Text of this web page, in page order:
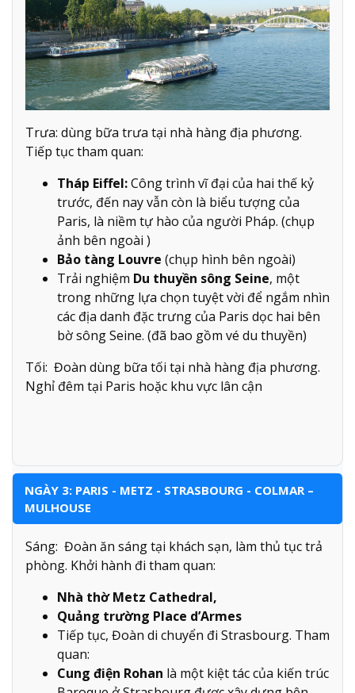
Trưa: dùng bữa trưa tại nhà hàng địa phương.
Tiếp tục tham quan:
Tháp Eiffel:Công trình vĩ đại của hai thế kỷ
trước, đến nay vẫn còn là biểu tượng của
Paris, là niềm tự hào của người Pháp. (chụp
ảnh bên ngoài )
Bảo tàng Louvre (chụp hình bên ngoài)
Trải nghiệm Du thuyền sông Seine, một
trong những lựa chọn tuyệt vời để ngắm nhìn
các địa danh đặc trưng của Paris dọc hai bên
bờ sông Seine. (đã bao gồm vé du thuyền)
Tối: Đoàn dùng bữa tối tại nhà hàng địa phương.
Nghỉ đêm tại Paris hoặc khu vực lân cận
NGÀY 3: PARIS - METZ - STRASBOURG - COLMAR –
MULHOUSE
Sáng: Đoàn ăn sáng tại khách sạn, làm thủ tục trả
phòng. Khởi hành đi tham quan:
Nhà thờ Metz Cathedral,
Quảng trường Place d’Armes
Tiếp tục, Đoàn di chuyển đi Strasbourg. Tham
quan:
Cung điện Rohan là một kiệt tác của kiến trúc